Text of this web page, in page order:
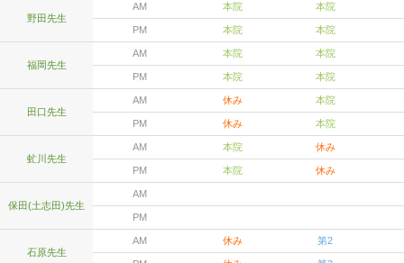
野田先生
AM 本院 本院
PM 本院 本院
福岡先生
AM 本院 本院
PM 本院 本院
田口先生
AM 休み 本院
PM 休み 本院
虻川先生
AM 本院 休み
PM 本院 休み
保田(土志田)先生
AM
PM
石原先生
AM 休み 第2